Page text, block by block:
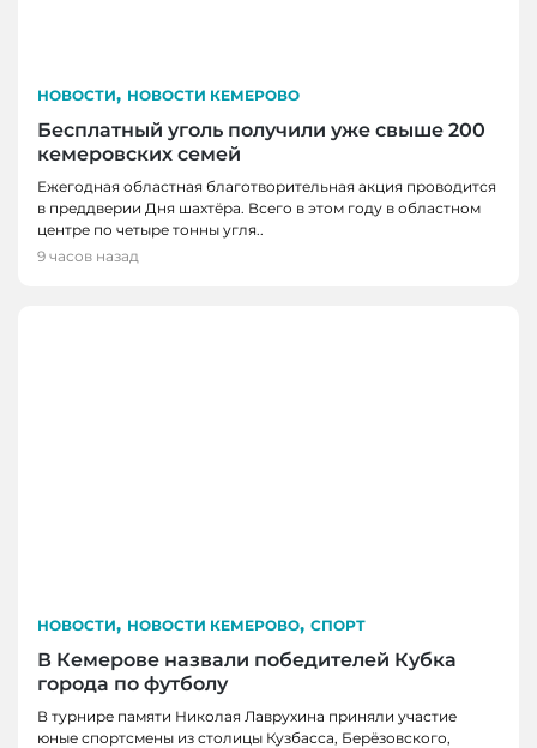
НОВОСТИ, НОВОСТИ КЕМЕРОВО
Бесплатный уголь получили уже свыше 200
кемеровских семей
Ежегодная областная благотворительная акция проводится
в преддверии Дня шахтёра. Всего в этом году в областном
центре по четыре тонны угля..
9 часов назад
НОВОСТИ, НОВОСТИ КЕМЕРОВО, СПОРТ
В Кемерове назвали победителей Кубка
города по футболу
В турнире памяти Николая Лаврухина приняли участие
юные спортсмены из столицы Кузбасса, Берёзовского,